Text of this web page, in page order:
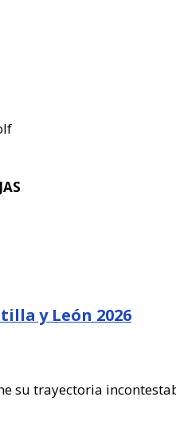
y León 2026
su trayectoria